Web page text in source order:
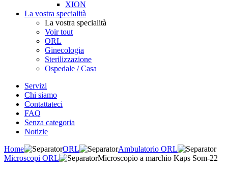
XION
La vostra specialità
La vostra specialità
Voir tout
ORL
Ginecologia
Sterilizzazione
Ospedale / Casa
Servizi
Chi siamo
Contattateci
FAQ
Senza categoria
Notizie
Home
ORL
Ambulatorio ORL
Microscopi ORL
Microscopio a marchio Kaps Som-22